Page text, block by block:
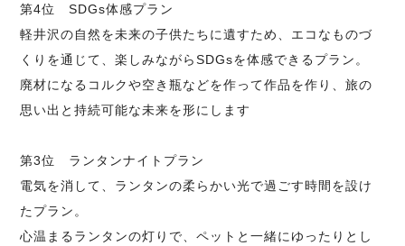
第4位 SDGs体感プラン
軽井沢の自然を未来の子供たちに遺すため、エコなものづ
くりを通じて、楽しみながらSDGsを体感できるプラン。
廃材になるコルクや空き瓶などを作って作品を作り、旅の
思い出と持続可能な未来を形にします
第3位 ランタンナイトプラン
電気を消して、ランタンの柔らかい光で過ごす時間を設け
たプラン。
心温まるランタンの灯りで、ペットと一緒にゆったりとし